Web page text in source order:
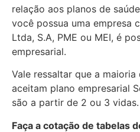
relação aos planos de
você possua uma empresa
Ltda, S.A, PME ou MEI, é
empresarial.
Vale ressaltar que a
aceitam plano empresarial
são a partir de 2 ou 3 vidas.
Faça a cotação de tabelas